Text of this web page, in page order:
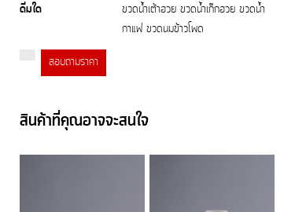
ดื่มใด
ขวดน้ำเต้าฮวย ขวดน้ำเก๊กฮวย ขวดน้ำ
กาแฟ ขวดนมข้าวโพด
สอบถามราคา
สินค้าที่คุณอาจจะสนใจ